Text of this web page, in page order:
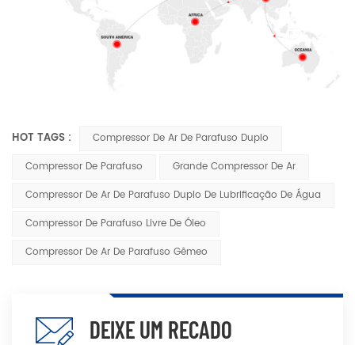
HOT TAGS :
Compressor De Ar De Parafuso Duplo
Compressor De Parafuso
Grande Compressor De Ar
Compressor De Ar De Parafuso Duplo De Lubrificação De Água
Compressor De Parafuso Livre De Óleo
Compressor De Ar De Parafuso Gêmeo
DEIXE UM RECADO